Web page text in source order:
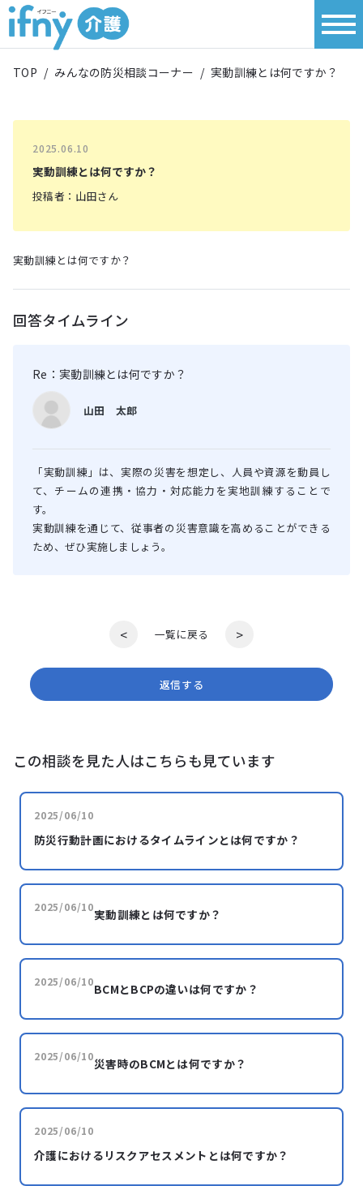
TOP / みんなの防災相談コーナー / 実動訓練とは何ですか？
2025.06.10
実動訓練とは何ですか？
投稿者：山田さん
実動訓練とは何ですか？
回答タイムライン
Re：実動訓練とは何ですか？
山田 太郎
「実動訓練」は、実際の災害を想定し、人員や資源を動員し
て、チームの連携・協力・対応能力を実地訓練することで
す。
実動訓練を通じて、従事者の災害意識を高めることができる
ため、ぜひ実施しましょう。
< 一覧に戻る >
返信する
この相談を見た人はこちらも見ています
2025/06/10
防災行動計画におけるタイムラインとは何ですか？
2025/06/10実動訓練とは何ですか？
2025/06/10BCMとBCPの違いは何ですか？
2025/06/10災害時のBCMとは何ですか？
2025/06/10
介護におけるリスクアセスメントとは何ですか？